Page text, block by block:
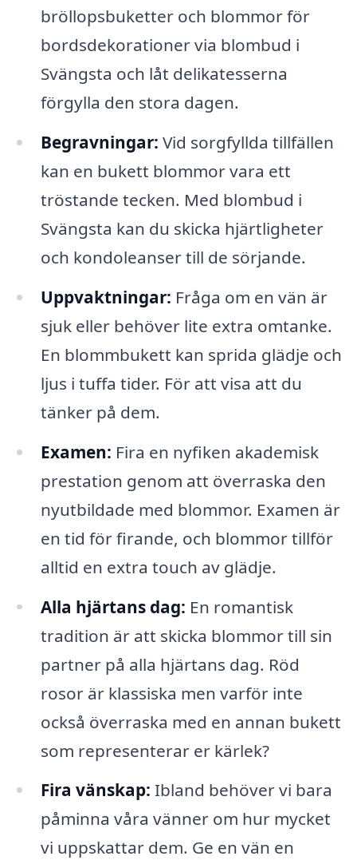
bröllopsbuketter och blommor för
bordsdekorationer via blombud i
Svängsta och låt delikatesserna
förgylla den stora dagen.
Begravningar: Vid sorgfyllda tillfällen
kan en bukett blommor vara ett
tröstande tecken. Med blombud i
Svängsta kan du skicka hjärtligheter
och kondoleanser till de sörjande.
Uppvaktningar: Fråga om en vän är
sjuk eller behöver lite extra omtanke.
En blommbukett kan sprida glädje och
ljus i tuffa tider. För att visa att du
tänker på dem.
Examen: Fira en nyfiken akademisk
prestation genom att överraska den
nyutbildade med blommor. Examen är
en tid för firande, och blommor tillför
alltid en extra touch av glädje.
Alla hjärtans dag: En romantisk
tradition är att skicka blommor till sin
partner på alla hjärtans dag. Röd
rosor är klassiska men varför inte
också överraska med en annan bukett
som representerar er kärlek?
Fira vänskap: Ibland behöver vi bara
påminna våra vänner om hur mycket
vi uppskattar dem. Ge en vän en